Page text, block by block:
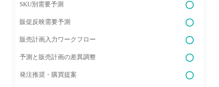
SKU別需要予測
販促反映需要予測
販売計画入力ワークフロー
予測と販売計画の差異調整
発注推奨・購買提案